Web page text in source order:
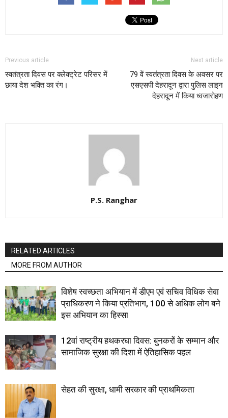
Previous article
स्वतंत्रता दिवस पर क्लेक्ट्रेट परिसर में
छाया देश भक्ति का रंग।
Next article
79 वें स्वतंत्रता दिवस के अवसर पर
एसएसपी देहरादून द्वारा पुलिस लाइन
देहरादून में किया ध्वजारोहण
P.S. Ranghar
RELATED ARTICLES
MORE FROM AUTHOR
विशेष स्वच्छता अभियान में डीएम एवं सचिव विधिक सेवा
प्राधिकरण ने किया प्रतिभाग, 100 से अधिक लोग बने
इस अभियान का हिस्सा
12वां राष्ट्रीय हथकरघा दिवस: बुनकरों के सम्मान और
सामाजिक सुरक्षा की दिशा में ऐतिहासिक पहल
सेहत की सुरक्षा, धामी सरकार की प्राथमिकता